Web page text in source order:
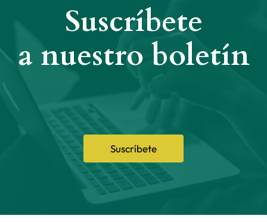
Suscríbete
Suscríbete
a nuestro boletín